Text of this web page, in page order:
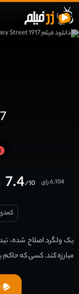
7.4/10 6,104 رای
یک ولگرد اصلاح شده،
مبارزه کند. کسی که